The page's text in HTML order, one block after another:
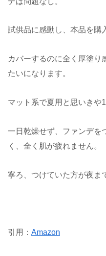
試供品に感動し、本品を購
カバーするのに全く厚塗り
たいになります。
マット系で夏用と思いきや1
一日乾燥せず、ファンデを
く、全く肌が疲れません。
寧ろ、つけていた方が夜ま
引用： Amazon